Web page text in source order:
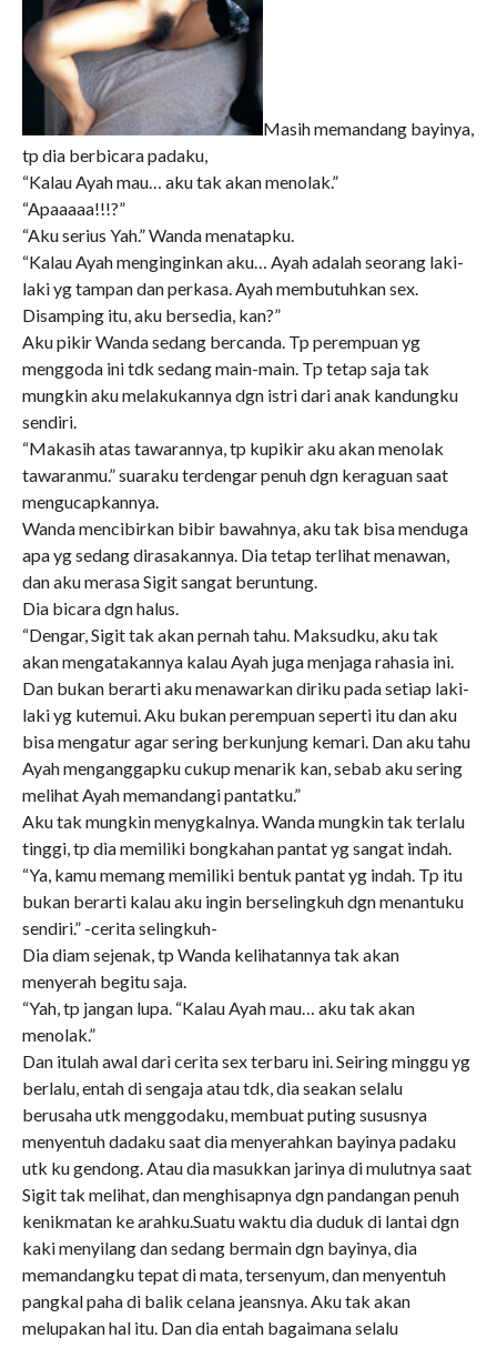
Masih memandang bayinya,
tp dia berbicara padaku,
“Kalau Ayah mau… aku tak akan menolak.”
“Apaaaaa!!!?”
“Aku serius Yah.” Wanda menatapku.
“Kalau Ayah menginginkan aku… Ayah adalah seorang laki-
laki yg tampan dan perkasa. Ayah membutuhkan sex.
Disamping itu, aku bersedia, kan?”
Aku pikir Wanda sedang bercanda. Tp perempuan yg
menggoda ini tdk sedang main-main. Tp tetap saja tak
mungkin aku melakukannya dgn istri dari anak kandungku
sendiri.
“Makasih atas tawarannya, tp kupikir aku akan menolak
tawaranmu.” suaraku terdengar penuh dgn keraguan saat
mengucapkannya.
Wanda mencibirkan bibir bawahnya, aku tak bisa menduga
apa yg sedang dirasakannya. Dia tetap terlihat menawan,
dan aku merasa Sigit sangat beruntung.
Dia bicara dgn halus.
“Dengar, Sigit tak akan pernah tahu. Maksudku, aku tak
akan mengatakannya kalau Ayah juga menjaga rahasia ini.
Dan bukan berarti aku menawarkan diriku pada setiap laki-
laki yg kutemui. Aku bukan perempuan seperti itu dan aku
bisa mengatur agar sering berkunjung kemari. Dan aku tahu
Ayah menganggapku cukup menarik kan, sebab aku sering
melihat Ayah memandangi pantatku.”
Aku tak mungkin menygkalnya. Wanda mungkin tak terlalu
tinggi, tp dia memiliki bongkahan pantat yg sangat indah.
“Ya, kamu memang memiliki bentuk pantat yg indah. Tp itu
bukan berarti kalau aku ingin berselingkuh dgn menantuku
sendiri.” -cerita selingkuh-
Dia diam sejenak, tp Wanda kelihatannya tak akan
menyerah begitu saja.
“Yah, tp jangan lupa. “Kalau Ayah mau… aku tak akan
menolak.”
Dan itulah awal dari cerita sex terbaru ini. Seiring minggu yg
berlalu, entah di sengaja atau tdk, dia seakan selalu
berusaha utk menggodaku, membuat puting sususnya
menyentuh dadaku saat dia menyerahkan bayinya padaku
utk ku gendong. Atau dia masukkan jarinya di mulutnya saat
Sigit tak melihat, dan menghisapnya dgn pandangan penuh
kenikmatan ke arahku.Suatu waktu dia duduk di lantai dgn
kaki menyilang dan sedang bermain dgn bayinya, dia
memandangku tepat di mata, tersenyum, dan menyentuh
pangkal paha di balik celana jeansnya. Aku tak akan
melupakan hal itu. Dan dia entah bagaimana selalu